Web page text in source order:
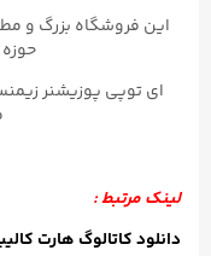
این فروشگاه بزرگ و
لینک مرتبط :
دانلود کاتالوگ هارت